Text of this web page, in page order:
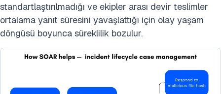
standartlaştırılmadığı ve ekipler arası devir teslimler
ortalama yanıt süresini yavaşlattığı için olay yaşam
döngüsü boyunca süreklilik bozulur.